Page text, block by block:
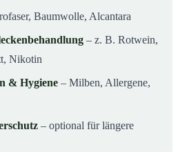
Baumwolle, Alcantara
– z. B. Rotwein,
Nikotin
& Hygiene – Milben, Allergene,
– optional für längere